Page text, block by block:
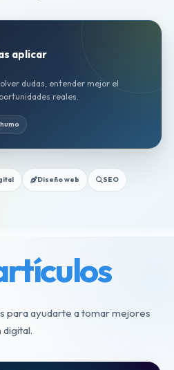
aplicar
dudas, entender mejor el
reales.
Diseño web SEO
para ayudarte a tomar mejores
digital.